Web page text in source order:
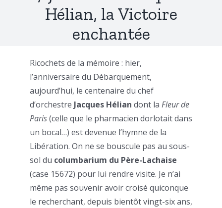
Hélian, la Victoire
enchantée
Ricochets de la mémoire : hier,
l’anniversaire du Débarquement,
aujourd’hui, le centenaire du chef
d’orchestre Jacques Hélian dont la Fleur de
Paris(celle que le pharmacien dorlotait dans
un bocal…) est devenue l’hymne de la
Libération. On ne se bouscule pas au sous-
sol du columbarium du Père-Lachaise
(case 15672) pour lui rendre visite. Je n’ai
même pas souvenir avoir croisé quiconque
le recherchant, depuis bientôt vingt-six ans,